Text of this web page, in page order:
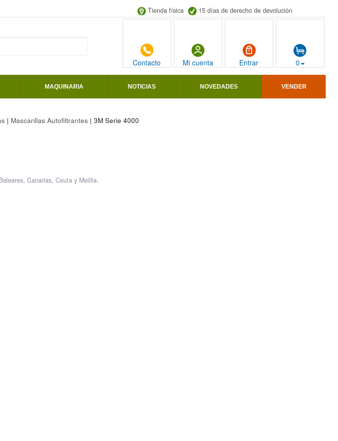
Tienda física 15 días de derecho de devolución
Contacto Mi cuenta Entrar 0
MAQUINARIA NOTICIAS NOVEDADES VENDER
| Mascarillas Autofiltrantes | 3M Serie 4000
Canarias, Ceuta y Melilla.